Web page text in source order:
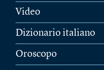
Video
Dizionario italiano
Oroscopo